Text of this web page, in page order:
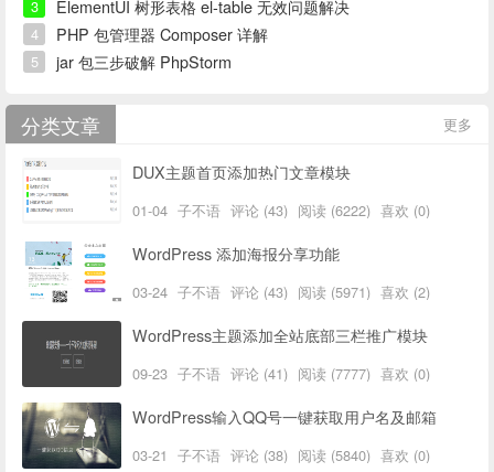
3 ElementUI 树形表格 el-table 无效问题解决
4 PHP 包管理器 Composer 详解
5 jar 包三步破解 PhpStorm
更多
分类文章
DUX主题首页添加热门文章模块
01-04 子不语 评论 (43) 阅读 (6222) 喜欢 (0)
WordPress 添加海报分享功能
03-24 子不语 评论 (43) 阅读 (5971) 喜欢 (2)
WordPress主题添加全站底部三栏推广模块
09-23 子不语 评论 (41) 阅读 (7777) 喜欢 (0)
WordPress输入QQ号一键获取用户名及邮箱
03-21 子不语 评论 (38) 阅读 (5840) 喜欢 (0)